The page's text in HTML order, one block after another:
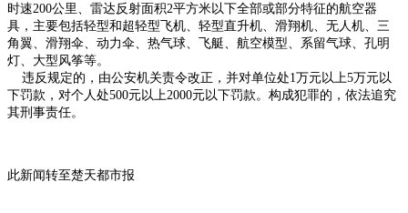
时速200公里、雷达反射面积2平方米以下全部或部分特征的航空器
具，主要包括轻型和超轻型飞机、轻型直升机、滑翔机、无人机、三
角翼、滑翔伞、动力伞、热气球、飞艇、航空模型、系留气球、孔明
灯、大型风筝等。
违反规定的，由公安机关责令改正，并对单位处1万元以上5万元以
下罚款，对个人处500元以上2000元以下罚款。构成犯罪的，依法追究
其刑事责任。
此新闻转至楚天都市报